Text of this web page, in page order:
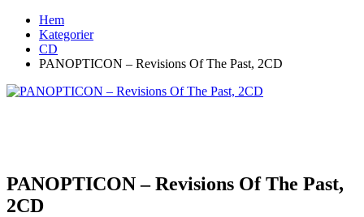
Hem
Kategorier
CD
PANOPTICON – Revisions Of The Past, 2CD
PANOPTICON – Revisions Of The Past,
2CD